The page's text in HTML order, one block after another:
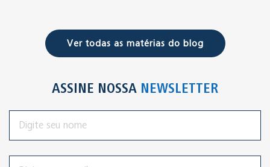
Ver todas as matérias do blog
ASSINE NOSSA NEWSLETTER